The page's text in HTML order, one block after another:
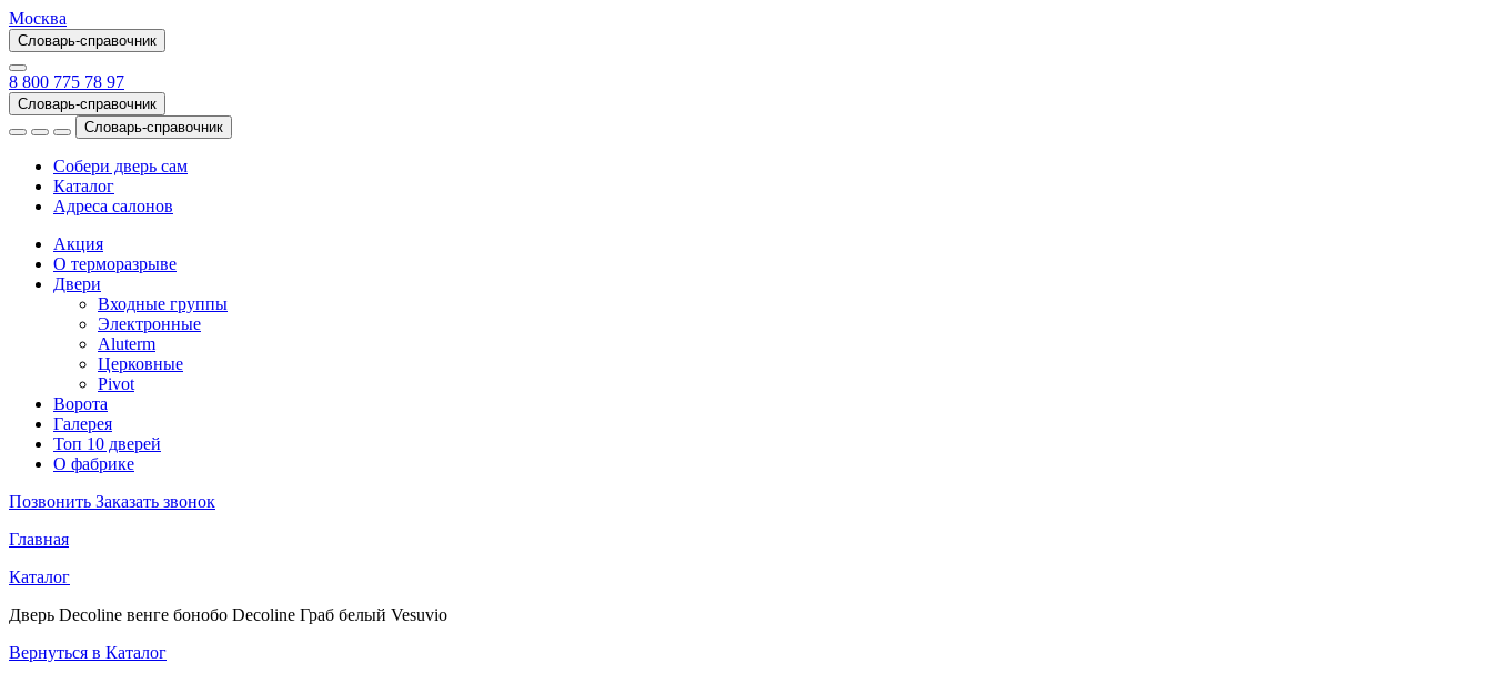
Москва
Словарь-справочник
8 800 775 78 97
Словарь-справочник
Словарь-справочник
Собери дверь сам
Каталог
Адреса салонов
Акция
О терморазрыве
Двери
Входные группы
Электронные
Aluterm
Церковные
Pivot
Ворота
Галерея
Топ 10 дверей
О фабрике
Позвонить Заказать звонок
Главная
Каталог
Дверь Decoline венге бонобо Decoline Граб белый Vesuvio
Вернуться в Каталог